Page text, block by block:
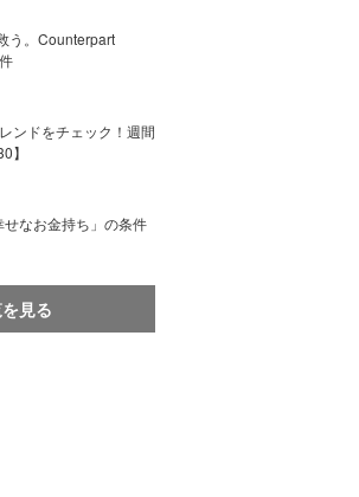
う。Counterpart
ンドをチェック！週間
】
なお金持ち」の条件
見る